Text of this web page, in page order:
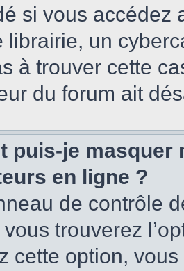
si vous accédez
librairie, un
à trouver cette
du forum ait
puis-je masquer
en ligne ?
de contrôle
trouverez
cette option,